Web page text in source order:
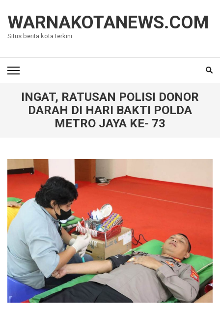
konten
(Tekan
WARNAKOTANEWS.COM
Situs berita kota terkini
INGAT, RATUSAN POLISI DONOR
DARAH DI HARI BAKTI POLDA
METRO JAYA KE- 73